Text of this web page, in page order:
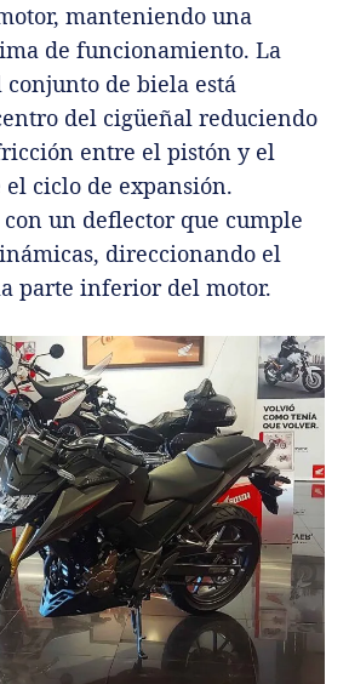
manteniendo una
de funcionamiento. La
de biela está
del cigüeñal reduciendo
entre el pistón y el
ciclo de expansión.
un deflector que cumple
direccionando el
parte inferior del motor.